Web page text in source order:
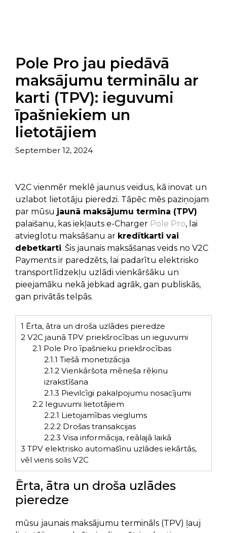
Pole Pro jau piedāvā
maksājumu terminālu ar
karti (TPV): ieguvumi
īpašniekiem un
lietotājiem
September 12, 2024
V2C vienmēr meklē jaunus veidus, kā inovat un
uzlabot lietotāju pieredzi. Tāpēc mēs paziņojam
par mūsu jaunā maksājumu termina (TPV)
palaišanu, kas iekļauts e-Charger Pole Pro, lai
atvieglotu maksāšanu ar kredītkarti vai
debetkarti. Šis jaunais maksāšanas veids no V2C
Payments ir paredzēts, lai padarītu elektrisko
transportlīdzekļu uzlādi vienkāršāku un
pieejamāku nekā jebkad agrāk, gan publiskās,
gan privātās telpās.
1 Ērta, ātra un droša uzlādes pieredze
2 V2C jaunā TPV priekšrocības un ieguvumi
2.1 Pole Pro īpašnieku priekšrocības
2.1.1 Tiešā monetizācija
2.1.2Vienkāršota mēneša rēķinu
izrakstīšana
2.1.3 Pievilcīgi pakalpojumu nosacījumi
2.2Ieguvumi lietotājiem
2.2.1 Lietojamības vieglums
2.2.2Drošas transakcijas
2.2.3 Visa informācija, reālajā laikā
3 TPV elektrisko automašīnu uzlādes iekārtās,
vēl viens solis V2C
Ērta, ātra un droša uzlādes
pieredze
mūsu jaunais maksājumu termināls (TPV) ļauj